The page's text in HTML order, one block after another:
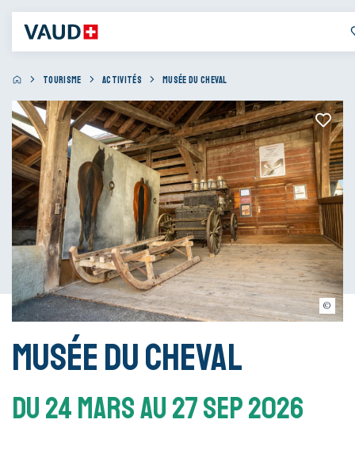
TOURISME ACTIVITÉS MUSÉE DU CHEVAL
Simon Contreras
Musée du Cheval
Du 24 MarsAu 27 Sep 2026